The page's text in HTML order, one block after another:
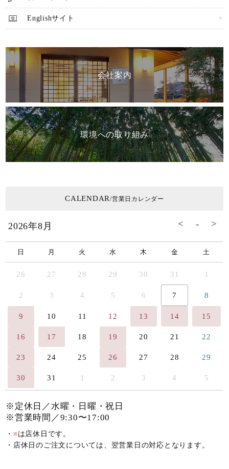
Englishサイト
会社案内
環境への取り組み
CALENDAR/営業日カレンダー
2026年8月
日 月 火 水 木 金 土
26 27 28 29 30 31 1
2 3 4 5 6 7 8
9 10 11 12 13 14 15
16 17 18 19 20 21 22
23 24 25 26 27 28 29
30 31 1 2 3 4 5
※定休日／水曜・日曜・祝日
※営業時間／9:30〜17:00
・ ■は店休日です。
・店休日のご注文については、翌営業日の対応となります。